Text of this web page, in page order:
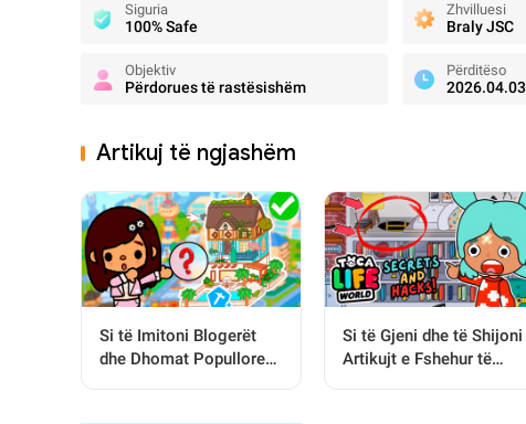
Siguria
100% Safe
Zhvilluesi
Braly JSC
Objektiv
Përdorues të rastësishëm
Përditëso
2026.04.03
Artikuj të ngjashëm
Si të Imitoni Blogerët
dhe Dhomat Popullore
Si të Gjeni dhe të Shijoni
Artikujt e Fshehur të